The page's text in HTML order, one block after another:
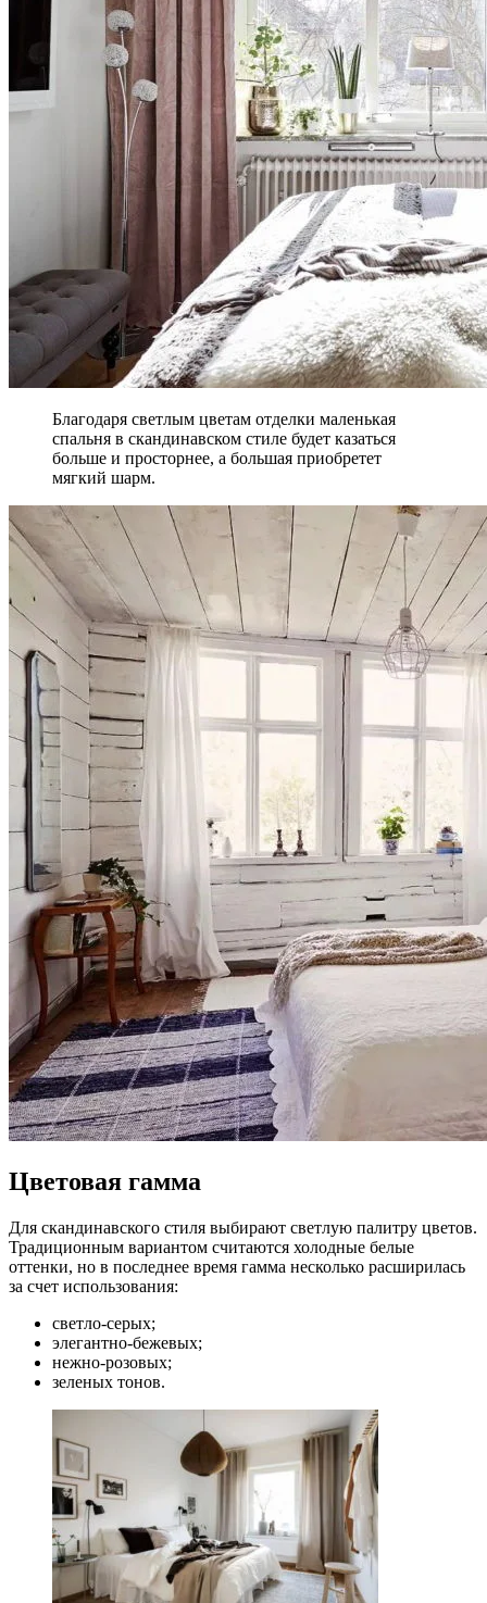
Благодаря светлым цветам отделки маленькая
спальня в скандинавском стиле будет казаться
больше и просторнее, а большая приобретет
мягкий шарм.
Цветовая гамма
Для скандинавского стиля выбирают светлую палитру цветов.
Традиционным вариантом считаются холодные белые
оттенки, но в последнее время гамма несколько расширилась
за счет использования:
светло-серых;
элегантно-бежевых;
нежно-розовых;
зеленых тонов.